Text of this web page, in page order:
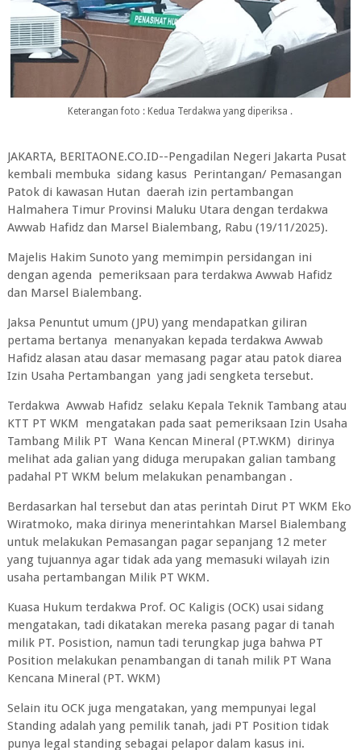
Keterangan foto : Kedua Terdakwa yang diperiksa .
JAKARTA, BERITAONE.CO.ID--Pengadilan Negeri Jakarta Pusat
kembali membuka sidang kasus Perintangan/ Pemasangan
Patok di kawasan Hutan daerah izin pertambangan
Halmahera Timur Provinsi Maluku Utara dengan terdakwa
Awwab Hafidz dan Marsel Bialembang, Rabu (19/11/2025).
Majelis Hakim Sunoto yang memimpin persidangan ini
dengan agenda pemeriksaan para terdakwa Awwab Hafidz
dan Marsel Bialembang.
Jaksa Penuntut umum (JPU) yang mendapatkan giliran
pertama bertanya menanyakan kepada terdakwa Awwab
Hafidz alasan atau dasar memasang pagar atau patok diarea
Izin Usaha Pertambangan yang jadi sengketa tersebut.
Terdakwa Awwab Hafidz selaku Kepala Teknik Tambang atau
KTT PT WKM mengatakan pada saat pemeriksaan Izin Usaha
Tambang Milik PT Wana Kencan Mineral (PT.WKM) dirinya
melihat ada galian yang diduga merupakan galian tambang
padahal PT WKM belum melakukan penambangan .
Berdasarkan hal tersebut dan atas perintah Dirut PT WKM Eko
Wiratmoko, maka dirinya menerintahkan Marsel Bialembang
untuk melakukan Pemasangan pagar sepanjang 12 meter
yang tujuannya agar tidak ada yang memasuki wilayah izin
usaha pertambangan Milik PT WKM.
Kuasa Hukum terdakwa Prof. OC Kaligis (OCK) usai sidang
mengatakan, tadi dikatakan mereka pasang pagar di tanah
milik PT. Posistion, namun tadi terungkap juga bahwa PT
Position melakukan penambangan di tanah milik PT Wana
Kencana Mineral (PT. WKM)
Selain itu OCK juga mengatakan, yang mempunyai legal
Standing adalah yang pemilik tanah, jadi PT Position tidak
punya legal standing sebagai pelapor dalam kasus ini.